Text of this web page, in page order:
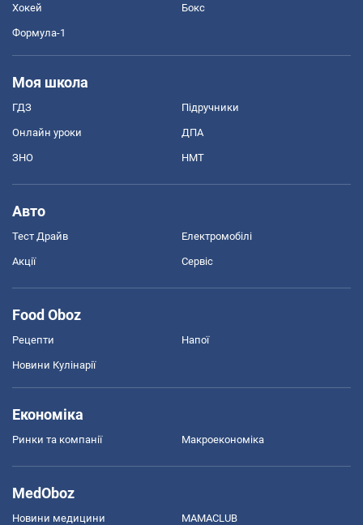
Хокей Бокс
Формула-1
Моя школа
ГДЗ Підручники
Онлайн уроки ДПА
ЗНО НМТ
Авто
Тест Драйв Електромобілі
Акції Сервіс
Food Oboz
Рецепти Напої
Новини Кулінарії
Економіка
Ринки та компанії Макроекономіка
MedOboz
Новини медицини MAMACLUB